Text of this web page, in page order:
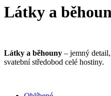
Látky a
Látky a běhouny – jemný
svatební středobod celé hostiny.